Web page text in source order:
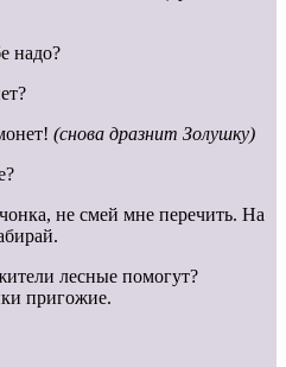
надо?
(снова дразнит Золушку)
не смей мне перечить. На
лесные помогут?
пригожие.